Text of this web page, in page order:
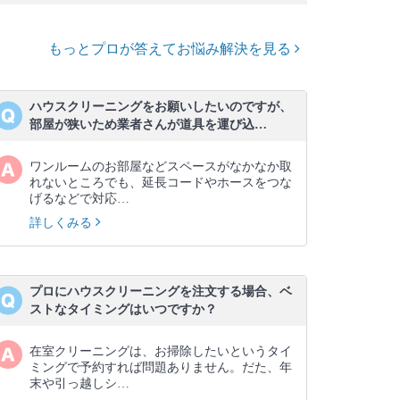
もっとプロが答えてお悩み解決を見る
ハウスクリーニングをお願いしたいのですが、
部屋が狭いため業者さんが道具を運び込…
ワンルームのお部屋などスペースがなかなか取
れないところでも、延長コードやホースをつな
げるなどで対応…
詳しくみる
プロにハウスクリーニングを注文する場合、ベ
ストなタイミングはいつですか？
在室クリーニングは、お掃除したいというタイ
ミングで予約すれば問題ありません。だた、年
末や引っ越しシ…